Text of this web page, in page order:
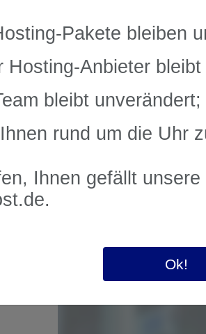
Unsere
Pakete bleiben
Hosting-Anbieter bleibt
bleibt
rund um die Uhr
Ihnen gefällt
.
Ok!